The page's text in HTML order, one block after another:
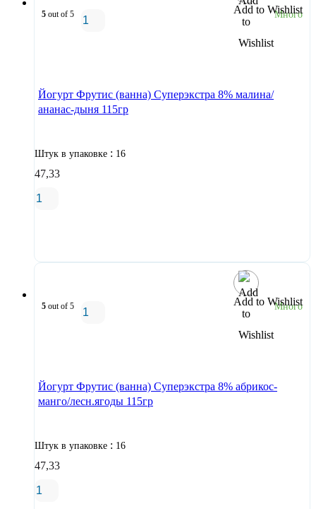
Add to Wishlist
5 out of 5 Много
Йогурт Фрутис (ванна) Суперэкстра 8% малина/
ананас-дыня 115гр
Штук в упаковке : 16
47,33
Add to Wishlist
5 out of 5 Много
Йогурт Фрутис (ванна) Суперэкстра 8% абрикос-
манго/лесн.ягоды 115гр
Штук в упаковке : 16
47,33